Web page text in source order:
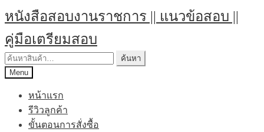
Skip
to
navigation
Skip
to
content
หนังสือสอบงานราชการ || แนวข้อสอบ ||
คู่มือเตรียมสอบ
ค้นหา:
ค้นหา
Menu
หน้าแรก
รีวิวลูกค้า
ขั้นตอนการสั่งซื้อ